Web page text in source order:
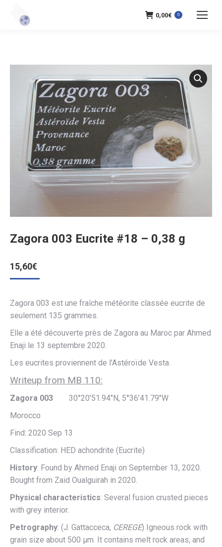
0,00€ 0
Zagora 003 Eucrite #18 – 0,38 g
15,60€
Zagora 003 est une fraîche météorite classée eucrite de
seulement 135 grammes.
Elle a été découverte près de Zagora au Maroc par Ahmed
Enaji le 13 septembre 2020.
Les eucrites proviennent de l’Astéroïde Vesta.
Writeup from MB 110:
Zagora 003 30°20’51.94″N, 5°36’41.79″W
Morocco
Find: 2020 Sep 13
Classification: HED achondrite (Eucrite)
History: Found by Ahmed Enaji on September 13, 2020.
Bought from Zaid Oualguirah in 2020.
Physical characteristics: Several fusion crusted pieces
with grey interior.
Petrography: (J. Gattacceca, CEREGE) Igneous rock with
grain size about 500 µm. It contains melt rock areas, and